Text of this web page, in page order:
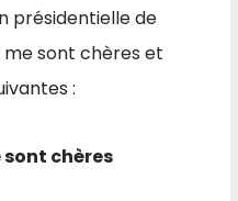
présidentielle de
me sont chères et
:
sont chères